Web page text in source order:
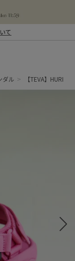
て
ダル 【TEVA】